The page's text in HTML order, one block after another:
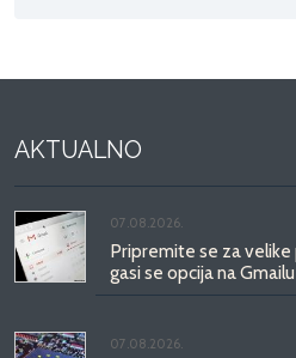
AKTUALNO
07.08.2026.
Pripremite se za
gasi se opcija na
07.08.2026.